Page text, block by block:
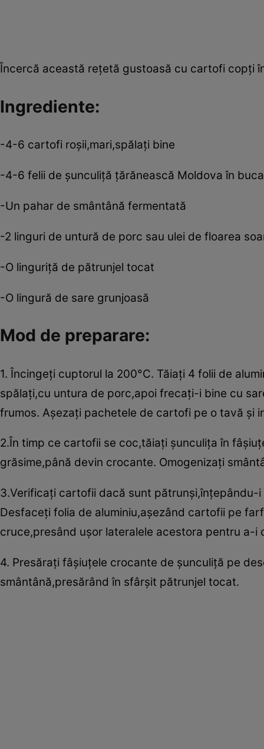
Încercă această reţetă gustoasă cu cartofi copţi
Ingrediente:
-4-6 cartofi roşii,mari,spălaţi bine
-4-6 felii de şunculiţă ţărănească Moldova în
-Un pahar de smântână fermentată
-2 linguri de untură de porc sau ulei de floarea
-O linguriţă de pătrunjel tocat
-O lingură de sare grunjoasă
Mod de preparare:
1. Încingeţi cuptorul la 200°C. Tăiaţi 4 folii de
spălaţi,cu untura de porc,apoi frecaţi-i bine cu
frumos. Aşezaţi pachetele de cartofi pe o tavă
2.În timp ce cartofii se coc,tăiaţi şunculiţa în
grăsime,până devin crocante. Omogenizaţi
3.Verificaţi cartofii dacă sunt pătrunşi,înţepându-
Desfaceţi folia de aluminiu,aşezând cartofii pe
cruce,presând uşor lateralele acestora pentru a-i
4. Presăraţi fâşiuţele crocante de şunculiţă pe
smântână,presărând în sfârşit pătrunjel tocat.